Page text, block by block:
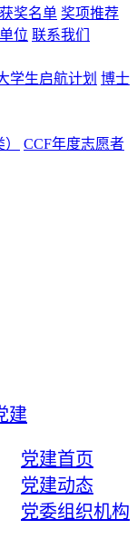
奖名单 奖项推荐
位 联系我们
学生启航计划 博士
CCF年度志愿者
建
党建首页
党建动态
党委组织机构